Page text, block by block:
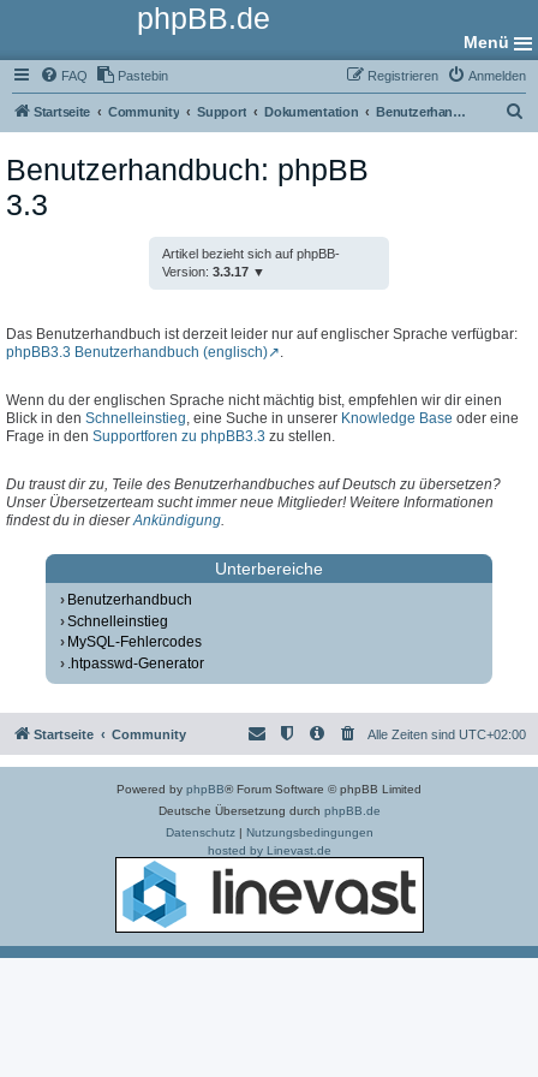
phpBB.de
Menü
FAQ Pastebin Anmelden
Registrieren
Startseite Community Support Dokumentation Benutzerhandbuch
Benutzerhandbuch: phpBB
3.3
Artikel bezieht sich auf phpBB-
Version: 3.3.17
Das Benutzerhandbuch ist derzeit leider nur auf englischer Sprache verfügbar:
phpBB3.3 Benutzerhandbuch (englisch)
Wenn du der englischen Sprache nicht mächtig bist, empfehlen wir dir einen
Blick in den Schnelleinstieg, eine Suche in unserer Knowledge Base oder eine
Frage in den Supportforen zu phpBB3.3 zu stellen.
Du traust dir zu, Teile des Benutzerhandbuches auf Deutsch zu übersetzen?
Unser Übersetzerteam sucht immer neue Mitglieder! Weitere Informationen
findest du in dieserAnkündigung.
Unterbereiche
Benutzerhandbuch
Schnelleinstieg
MySQL-Fehlercodes
.htpasswd-Generator
Startseite Community Alle Zeiten sind UTC+02:00
Powered by phpBB® Forum Software © phpBB Limited
Deutsche Übersetzung durch phpBB.de
Datenschutz| Nutzungsbedingungen
hosted by Linevast.de